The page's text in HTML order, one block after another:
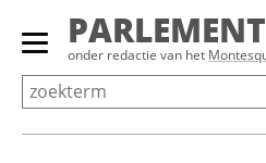
Overslaan
Primair
menu
tonen/verbergen
PARLEMENT
onder redactie van het